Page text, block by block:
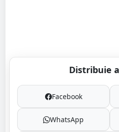
Distribuie
Facebook
WhatsApp